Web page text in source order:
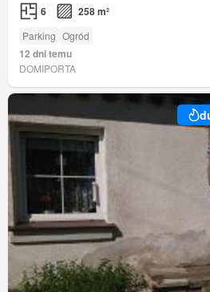
6 258 m²
Parking Ogród
12 dni temu
DOMIPORTA